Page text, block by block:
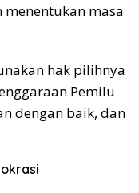
masa
hak pilihnya
Pemilu
dengan baik, dan